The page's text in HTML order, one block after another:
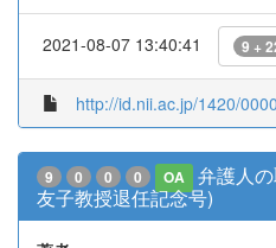
2021-08-07 13:40:41 9 +
http://id.nii.ac.jp/1420/
9 0 0 0 OA
弁護人
友子教授退任記念号)